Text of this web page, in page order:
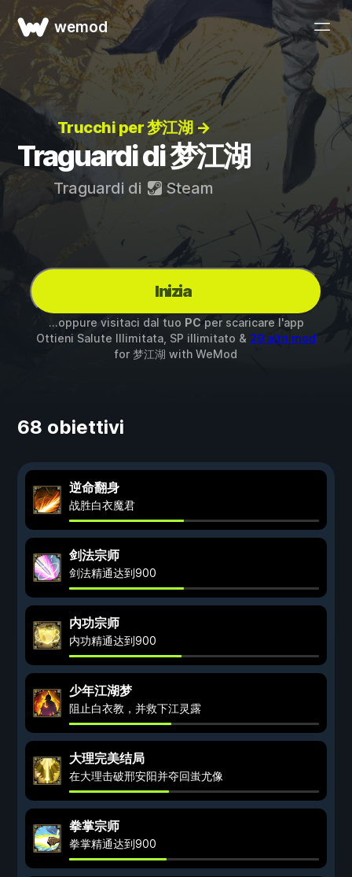
wemod
Trucchi per 梦江湖 →
Traguardi di 梦江湖
Traguardi di Steam
Inizia
...oppure visitaci dal tuo PC per scaricare l'app
Ottieni Salute Illimitata, SP illimitato & 29 altri mod
for 梦江湖 with WeMod
68 obiettivi
逆命翻身
战胜白衣魔君
剑法宗师
剑法精通达到900
内功宗师
内功精通达到900
少年江湖梦
阻止白衣教，并救下江灵露
大理完美结局
在大理击破邢安阳并夺回蚩尤像
拳掌宗师
拳掌精通达到900